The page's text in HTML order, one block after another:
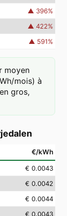
▲ 396%
▲ 422%
▲ 591%
moyen
mois) à
gros,
€/kWh
€ 0.0043
€ 0.0042
€ 0.0044
€ 0.0043